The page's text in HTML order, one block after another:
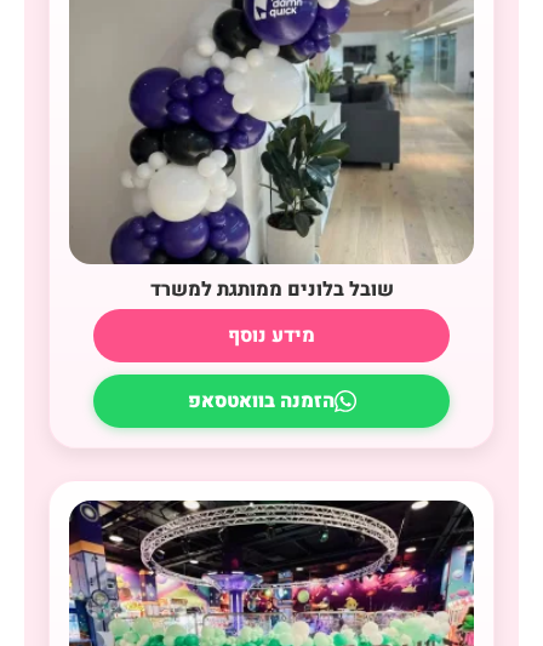
שובל בלונים ממותגת למשרד
מידע נוסף
הזמנה בוואטסאפ